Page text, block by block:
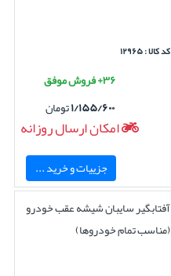
کد کالا : ۱۲۹۶۵
۳۶+ فروش موفق
۱/۱۵۵/۶۰۰تومان
امکان ارسال روزانه
جزییات و خرید ...
آفتابگیر سایبان شیشه عقب خودرو
(مناسب تمام خودروها)